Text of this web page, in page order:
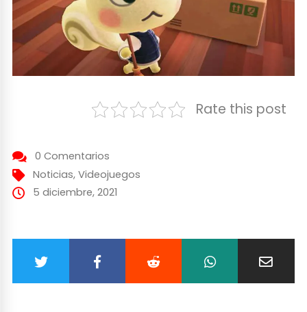
Rate this post
0 Comentarios
Noticias, Videojuegos
5 diciembre, 2021